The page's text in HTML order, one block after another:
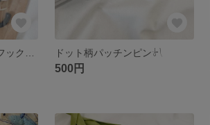
ドット柄パッチンピン‎‪𓍯 ‬
500円